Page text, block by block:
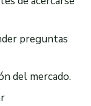
preguntas
del mercado.